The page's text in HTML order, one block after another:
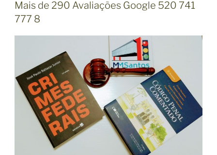
C
A
O
Mais de 290 Avaliações Google 520 741
777 8